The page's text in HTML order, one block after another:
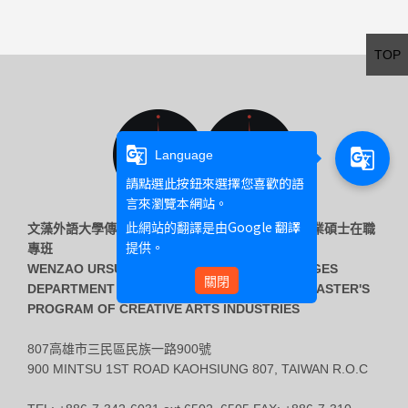
文藻外語大學傳播藝術系 & 傳播藝術系創意藝術產業碩士在職
專班
WENZAO URSULINE UNIVERSITY OF LANGUAGES
DEPARTMENT OF COMMUNICATION ARTS & MASTER'S
PROGRAM OF CREATIVE ARTS INDUSTRIES
807高雄市三民區民族一路900號
900 MINTSU 1ST ROAD KAOHSIUNG 807, TAIWAN R.O.C
TOP
g_translate Language
請點選此按鈕來選擇您喜歡的語
言來瀏覽本網站。
此網站的翻譯是由Google 翻譯
提供。
關閉
g_translate